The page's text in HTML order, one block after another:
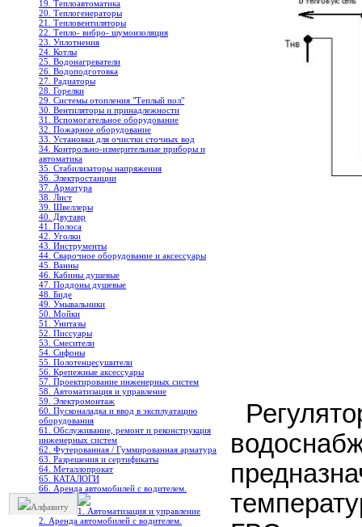
19. Теплоавтоматика
20. Теплогенераторы
21. Тепловентиляторы
22. Тепло- вибро- шумоизоляция
23. Уплотнения
24. Котлы
25. Водонагреватели
26. Водоподготовка
27. Радиаторы
28. Горелки
29. Системы отопления "Теплый пол"
30. Вентиляторы и принадлежности
31. Вспомогательное оборудование
32. Пожарное оборудование
33. Установки для очистки сточных вод
34. Контрольно-измерительные приборы и
автоматика
35. Стабилизаторы напряжения
36. Электростанции
37. Арматура
38. Лист
39. Швеллеры
40. Двутавр
41. Полоса
42. Уголки
43. Инструменты
44. Сварочное оборудование и аксессуары
45. Ванны
46. Кабины душевые
47. Поддоны душевые
48. Биде
49. Умывальники
50. Мойки
51. Унитазы
52. Писсуары
53. Смесители
54. Сифоны
55. Полотенцесушители
56. Крепежные аксессуары
57. Проектирование инженерных систем
58. Автоматизация и управление
59. Электромонтаж
60. Пусконаладка и ввод в эксплуатацию
оборудования
61. Обслуживание, ремонт и реконструкция
инженерных систем
62. Футерованная / Гуммированная арматура
63. Разрешения и сертификаты
64. Металлопрокат
65. КАТАЛОГИ
66. Аренда автомобилей с водителем.
Алфавиту
1. Автоматизация и управление
2. Аренда автомобилей с водителем.